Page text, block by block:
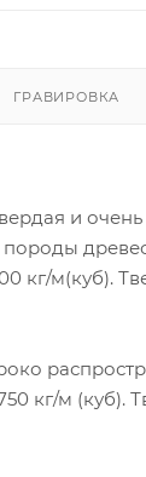
ГРАВИРОВКА
и
кг/м(куб).
кг/м (куб).